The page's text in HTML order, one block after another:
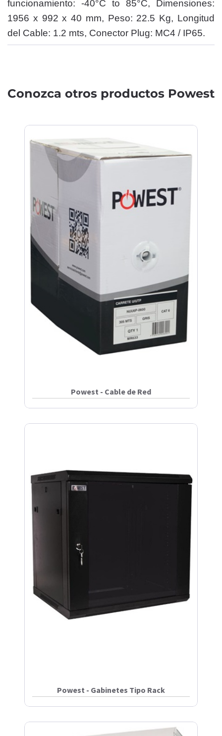
funcionamiento: -40°C to 85°C, Dimensiones:
1956 x 992 x 40 mm, Peso: 22.5 Kg, Longitud
del Cable: 1.2 mts, Conector Plug: MC4 / IP65.
Conozca otros productos Powest
Powest - Cable de Red
Powest - Gabinetes Tipo Rack